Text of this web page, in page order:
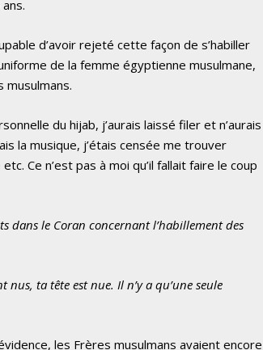
d’avoir rejeté cette façon de s’habiller
de la femme égyptienne musulmane,
du hijab, j’aurais laissé filer et n’aurais
la musique, j’étais censée me trouver
Ce n’est pas à moi qu’il fallait faire le coup
dans le Coran concernant l’habillement des
nus, ta tête est nue. Il n’y a qu’une seule
les Frères musulmans avaient encore